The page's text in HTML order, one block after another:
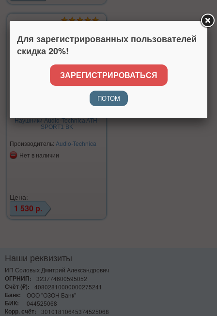
Наушники Audio-Technica ATH-
SPORT1 BK
Производитель: Audio-Technica
Нет в наличии
Цена:
1 530 р.
Наши реквизиты
ИП Соловых Дмитрий Александрович
ОГРНИП:
323774600595052
Счёт (₽):
40802810000000275241
Банк:
ООО "ОЗОН Банк"
БИК:
044525068
Корр. счёт:
30101810645374525068
Для зарегистрированных пользователей
скидка 20%!
ЗАРЕГИСТРИРОВАТЬСЯ
ПОТОМ